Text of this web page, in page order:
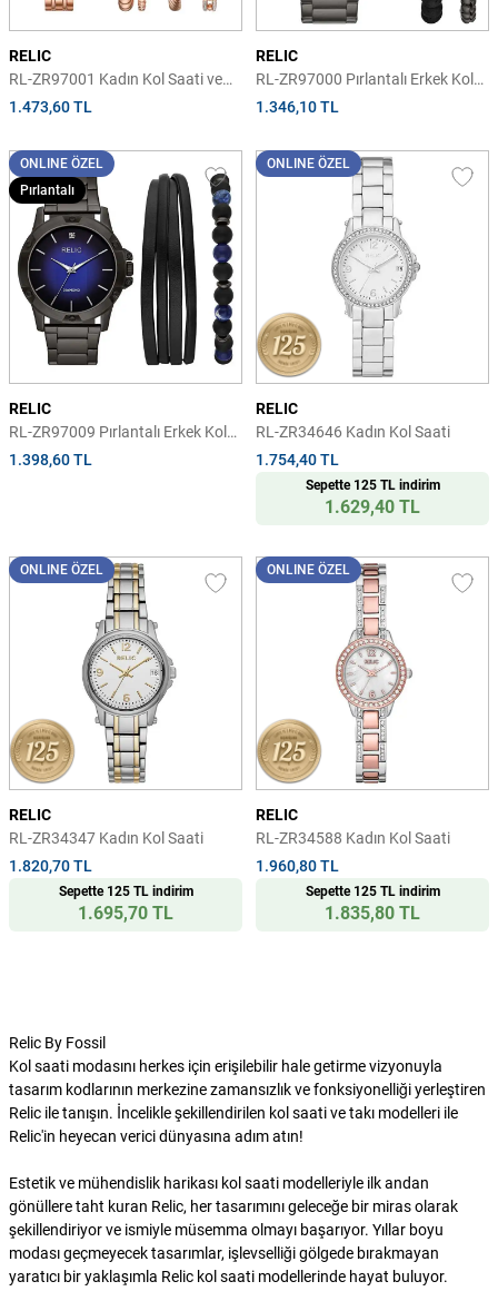
RELIC
RL-ZR97001 Kadın Kol Saati ve
Bileklik Seti
1.473,60 TL
RELIC
RL-ZR97000 Pırlantalı Erkek Kol
Saati ve Bileklik Seti
1.346,10 TL
ONLINE ÖZEL
Pırlantalı
RELIC
RL-ZR97009 Pırlantalı Erkek Kol
Saati ve Bileklik Seti
1.398,60 TL
ONLINE ÖZEL
RELIC
RL-ZR34646 Kadın Kol Saati
1.754,40 TL
Sepette 125 TL indirim
1.629,40 TL
ONLINE ÖZEL
RELIC
RL-ZR34347 Kadın Kol Saati
1.820,70 TL
Sepette 125 TL indirim
1.695,70 TL
ONLINE ÖZEL
RELIC
RL-ZR34588 Kadın Kol Saati
1.960,80 TL
Sepette 125 TL indirim
1.835,80 TL
Relic By Fossil
Kol saati modasını herkes için erişilebilir hale getirme vizyonuyla
tasarım kodlarının merkezine zamansızlık ve fonksiyonelliği yerleştiren
Relic ile tanışın. İncelikle şekillendirilen kol saati ve takı modelleri ile
Relic'in heyecan verici dünyasına adım atın!
Estetik ve mühendislik harikası kol saati modelleriyle ilk andan
gönüllere taht kuran Relic, her tasarımını geleceğe bir miras olarak
şekillendiriyor ve ismiyle müsemma olmayı başarıyor. Yıllar boyu
modası geçmeyecek tasarımlar, işlevselliği gölgede bırakmayan
yaratıcı bir yaklaşımla Relic kol saati modellerinde hayat buluyor.